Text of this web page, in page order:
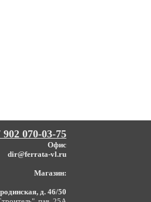
902 070-03-75
Офис
dir@ferrata-vl.ru
Магазин:
д. 46/50